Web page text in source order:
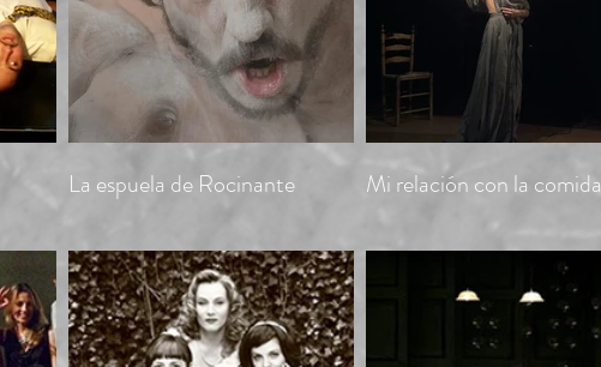
La espuela de Rocinante Mi relación con la comida